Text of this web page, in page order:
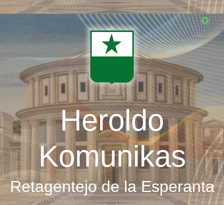
Skip
Heroldo
Komunikas
Retagentejo de la Esperanta